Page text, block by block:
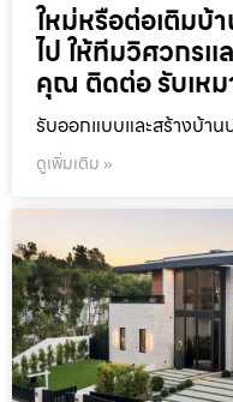
ใหม่หรือต่อเติมบ้
ไป ให้ทีมวิศวกรแ
คุณ ติดต่อ รับเห
รับออกแบบและสร้างบ้าน
ดูเพิ่มเติม »